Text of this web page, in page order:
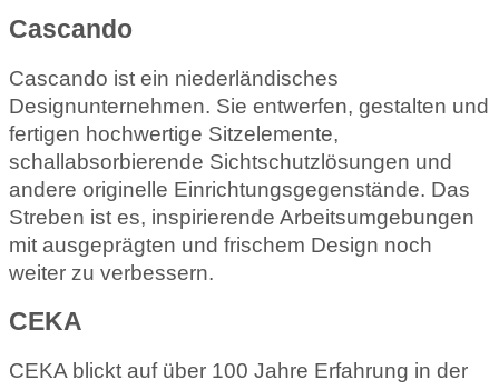
Cascando
Cascando ist ein niederländisches
Designunternehmen. Sie entwerfen, gestalten und
fertigen hochwertige Sitzelemente,
schallabsorbierende Sichtschutzlösungen und
andere originelle Einrichtungsgegenstände. Das
Streben ist es, inspirierende Arbeitsumgebungen
mit ausgeprägten und frischem Design noch
weiter zu verbessern.
CEKA
CEKA blickt auf über 100 Jahre Erfahrung in der